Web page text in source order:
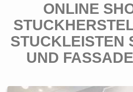
ONLINE
STUCKLEISTEN
UND